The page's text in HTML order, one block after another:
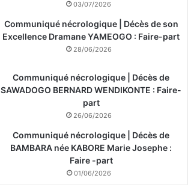
03/07/2026
Communiqué nécrologique | Décès de son
Excellence Dramane YAMEOGO : Faire-part
28/06/2026
Communiqué nécrologique | Décès de
SAWADOGO BERNARD WENDIKONTE : Faire-
part
26/06/2026
Communiqué nécrologique | Décès de
BAMBARA née KABORE Marie Josephe :
Faire -part
01/06/2026